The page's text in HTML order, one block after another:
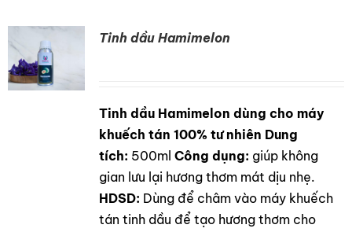
Tinh dầu Hamimelon
Tinh dầu Hamimelon dùng cho máy
khuếch tán 100% tư nhiên Dung
tích: 500ml Công dụng: giúp không
gian lưu lại hương thơm mát dịu nhẹ.
HDSD: Dùng để châm vào máy khuếch
tán tinh dầu để tạo hương thơm cho